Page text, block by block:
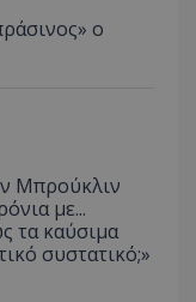
ο
Μπρούκλιν
με...
τα καύσιμα
συστατικό;»